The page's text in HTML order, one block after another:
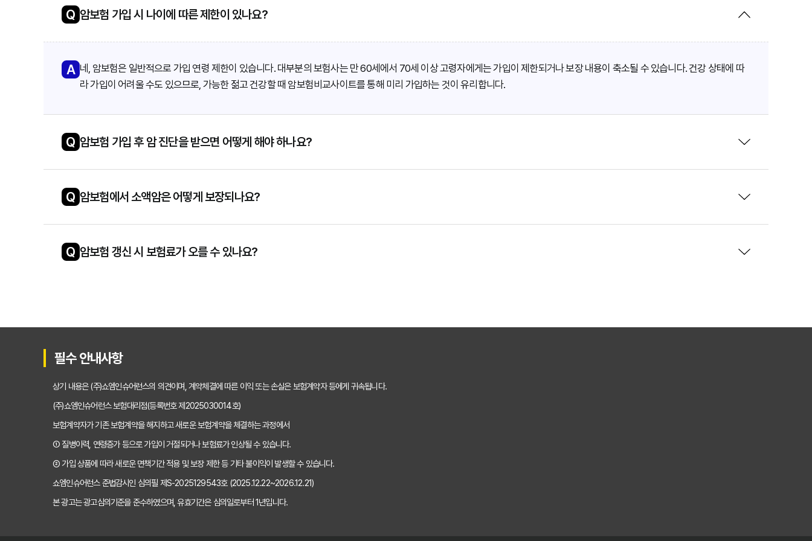
Q 암보험 가입 시 나이에 따른 제한이 있나요?
A 네, 암보험은 일반적으로 가입 연령 제한이 있습니다. 대부분의 보험사는 만 60세에서 70세 이상 고령자에게는 가입이 제한되거나 보장 내용이 축소될 수 있습니다. 건강 상태에 따
라 가입이 어려울 수도 있으므로, 가능한 젊고 건강할 때 암보험비교사이트를 통해 미리 가입하는 것이 유리합니다.
Q 암보험 가입 후 암 진단을 받으면 어떻게 해야 하나요?
Q 암보험에서 소액암은 어떻게 보장되나요?
Q 암보험 갱신 시 보험료가 오를 수 있나요?
필수 안내사항
상기 내용은 (주)쇼엠인슈어런스의 의견이며, 계약체결에 따른 이익 또는 손실은 보험계약자 등에게 귀속됩니다.
(주)쇼엠인슈어런스 보험대리점(등록번호 제2025030014호)
보험계약자가 기존 보험계약을 해지하고 새로운 보험계약을 체결하는 과정에서
① 질병이력, 연령증가 등으로 가입이 거절되거나 보험료가 인상될 수 있습니다.
② 가입 상품에 따라 새로운 면책기간 적용 및 보장 제한 등 기타 불이익이 발생할 수 있습니다.
쇼엠인슈어런스 준법감시인 심의필 제S-2025129543호 (2025.12.22~2026.12.21)
본 광고는 광고심의기준을 준수하였으며, 유효기간은 심의일로부터 1년입니다.